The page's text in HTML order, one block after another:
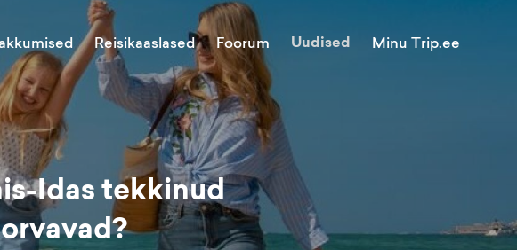
Reisikaaslased Foorum Uudised Minu Trip.ee
Idas tekkinud